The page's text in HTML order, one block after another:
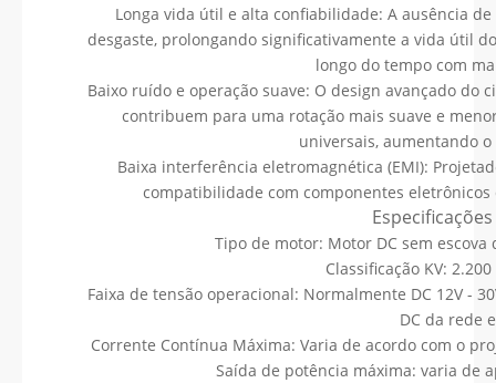
Longa vida útil e alta confiabilidade: A ausência
desgaste, prolongando significativamente a vida útil
longo do tempo com
Baixo ruído e operação suave: O design avançado do
contribuem para uma rotação mais suave e
universais, aumentando
Baixa interferência eletromagnética (EMI):
compatibilidade com componentes
Tipo de motor: Motor DC sem
Classificação KV:
Faixa de tensão operacional: Normalmente DC 12V -
DC da rede
Corrente Contínua Máxima: Varia de acordo com o
Saída de potência máxima: varia de